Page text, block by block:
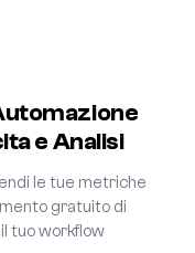
e Analisi
le tue metriche
gratuito di
tuo workflow